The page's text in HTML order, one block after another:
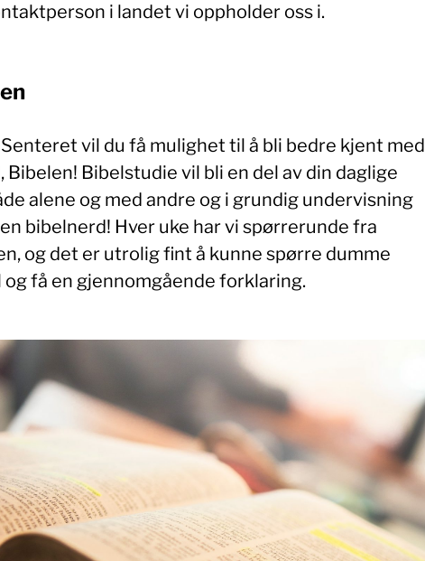
i landet vi oppholder oss i.
Senteret vil du få mulighet til å bli bedre kjent med
Bibelen! Bibelstudie vil bli en del av din daglige
alene og med andre og i grundig undervisning
bibelnerd! Hver uke har vi spørrerunde fra
og det er utrolig fint å kunne spørre dumme
og få en gjennomgående forklaring.